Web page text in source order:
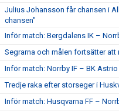
Julius Johansson får chansen i
chansen"
Inför match: Bergdalens IK –
Segrarna och målen fortsätter att
Inför match: Norrby IF – BK Astrio
Tredje raka efter storseger i
Inför match: Husqvarna FF –